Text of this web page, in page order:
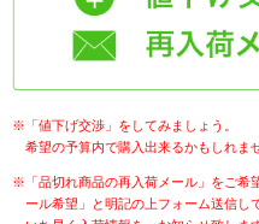
※「値下げ交渉」をしてみましょう。
希望の予算内で購入出来るかもしれま
※「品切れ商品の再入荷メール」をご
ール希望」と明記の上フォーム送信